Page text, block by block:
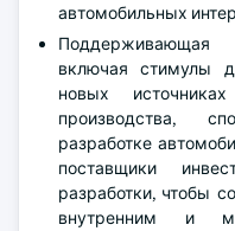
автомобильных
Поддерживающая
включая стимулы
новых
производства,
разработке
поставщики
разработки, чтобы
внутренним и